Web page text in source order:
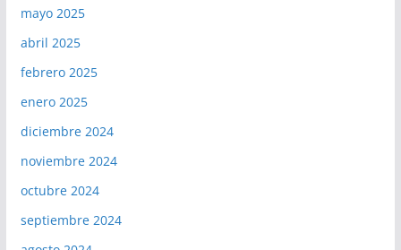
mayo 2025
abril 2025
febrero 2025
enero 2025
diciembre 2024
noviembre 2024
octubre 2024
septiembre 2024